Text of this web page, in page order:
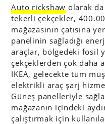
Auto rickshaw olarak
tekerli çekçekler,
mağazasının çatısına
panelinin sağladığı
araçlar, bölgedeki fosil
çekçeklerden çok daha
IKEA, gelecekte tüm
elektrikli araç şarj
Güneş panelleriyle
mağazanın içindeki
çalıştırmak için